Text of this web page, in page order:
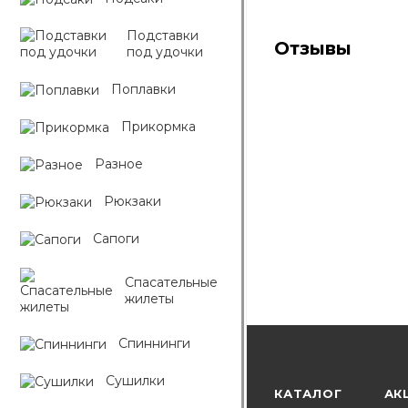
Подставки
под удочки
Поплавки
Прикормка
Разное
Рюкзаки
Сапоги
Спасательные
жилеты
Спиннинги
Сушилки
Отзывы
КАТАЛОГ